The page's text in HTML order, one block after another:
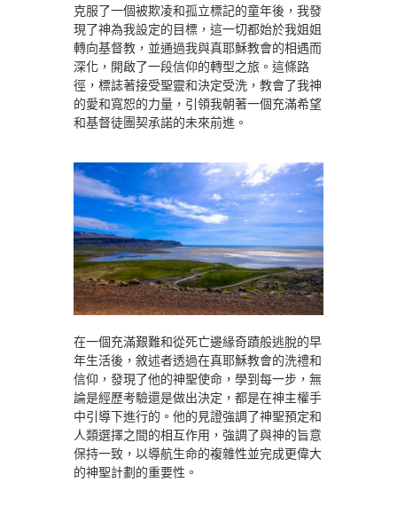
克服了一個被欺凌和孤立標記的童年後，我發
現了神為我設定的目標，這一切都始於我姐姐
轉向基督教，並通過我與真耶穌教會的相遇而
深化，開啟了一段信仰的轉型之旅。這條路
徑，標誌著接受聖靈和決定受洗，教會了我神
的愛和寬恕的力量，引領我朝著一個充滿希望
和基督徒團契承諾的未來前進。
在一個充滿艱難和從死亡邊緣奇蹟般逃脫的早
年生活後，敘述者透過在真耶穌教會的洗禮和
信仰，發現了他的神聖使命，學到每一步，無
論是經歷考驗還是做出決定，都是在神主權手
中引導下進行的。他的見證強調了神聖預定和
人類選擇之間的相互作用，強調了與神的旨意
保持一致，以導航生命的複雜性並完成更偉大
的神聖計劃的重要性。